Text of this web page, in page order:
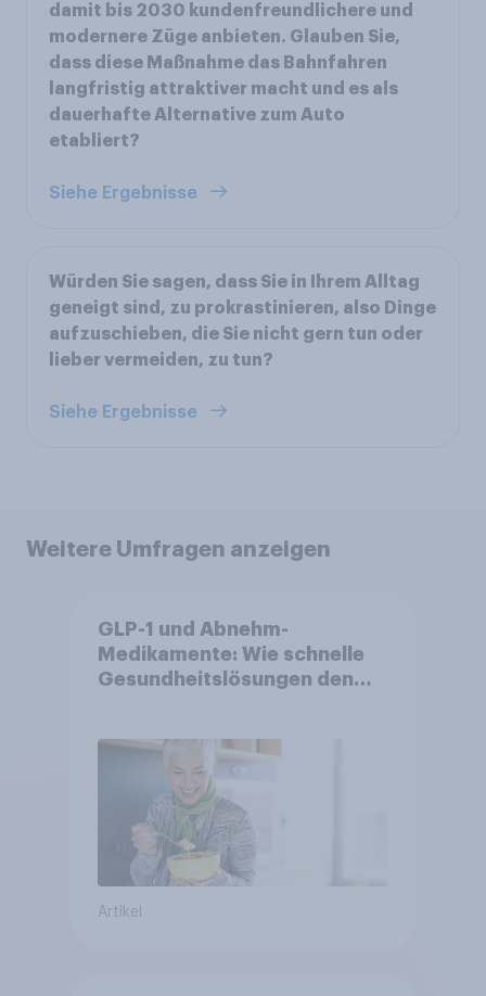
damit bis 2030 kundenfreundlichere und
modernere Züge anbieten. Glauben Sie,
dass diese Maßnahme das Bahnfahren
langfristig attraktiver macht und es als
dauerhafte Alternative zum Auto
etabliert?
Siehe Ergebnisse
Würden Sie sagen, dass Sie in Ihrem Alltag
geneigt sind, zu prokrastinieren, also Dinge
aufzuschieben, die Sie nicht gern tun oder
lieber vermeiden, zu tun?
Siehe Ergebnisse
Weitere Umfragen anzeigen
GLP-1 und Abnehm-
Medikamente: Wie schnelle
Gesundheitslösungen den
Artikel